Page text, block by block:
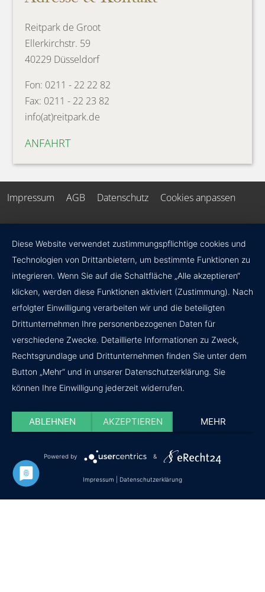
Reitpark de Groot
Ellerkirchstr. 59
40229 Düsseldorf
Fon: 0211 - 22 22 82
Fax: 0211 - 22 23 82
info(at)reitpark.de
ANFAHRT
Impressum AGB Datenschutz Cookies anpassen
Diese Website verwendet zustimmungspflichtige cookies und
Technologien von Drittanbietern, um bestimmte Funktionen zu
integrieren. Wenn Sie auf die Schaltfläche „Alle akzeptieren“
klicken, werden diese Funktionen aktiviert (Zustimmung). Nach
erfolgter Einwilligung verarbeiten wir und die beteiligten
Drittunternehmen Ihre personenbezogenen Daten für
verschiedene Zwecke. Detaillierte Informationen zu Zweck,
Rechtsgrundlage und Drittunternehmen finden Sie unter dem
Button „Mehr“ und in unserer Datenschutzerklärung. Sie
können Ihre Einwilligung jederzeit widerrufen.
ABLEHNEN AKZEPTIEREN MEHR
Powered by &
Impressum Datenschutzerklärung